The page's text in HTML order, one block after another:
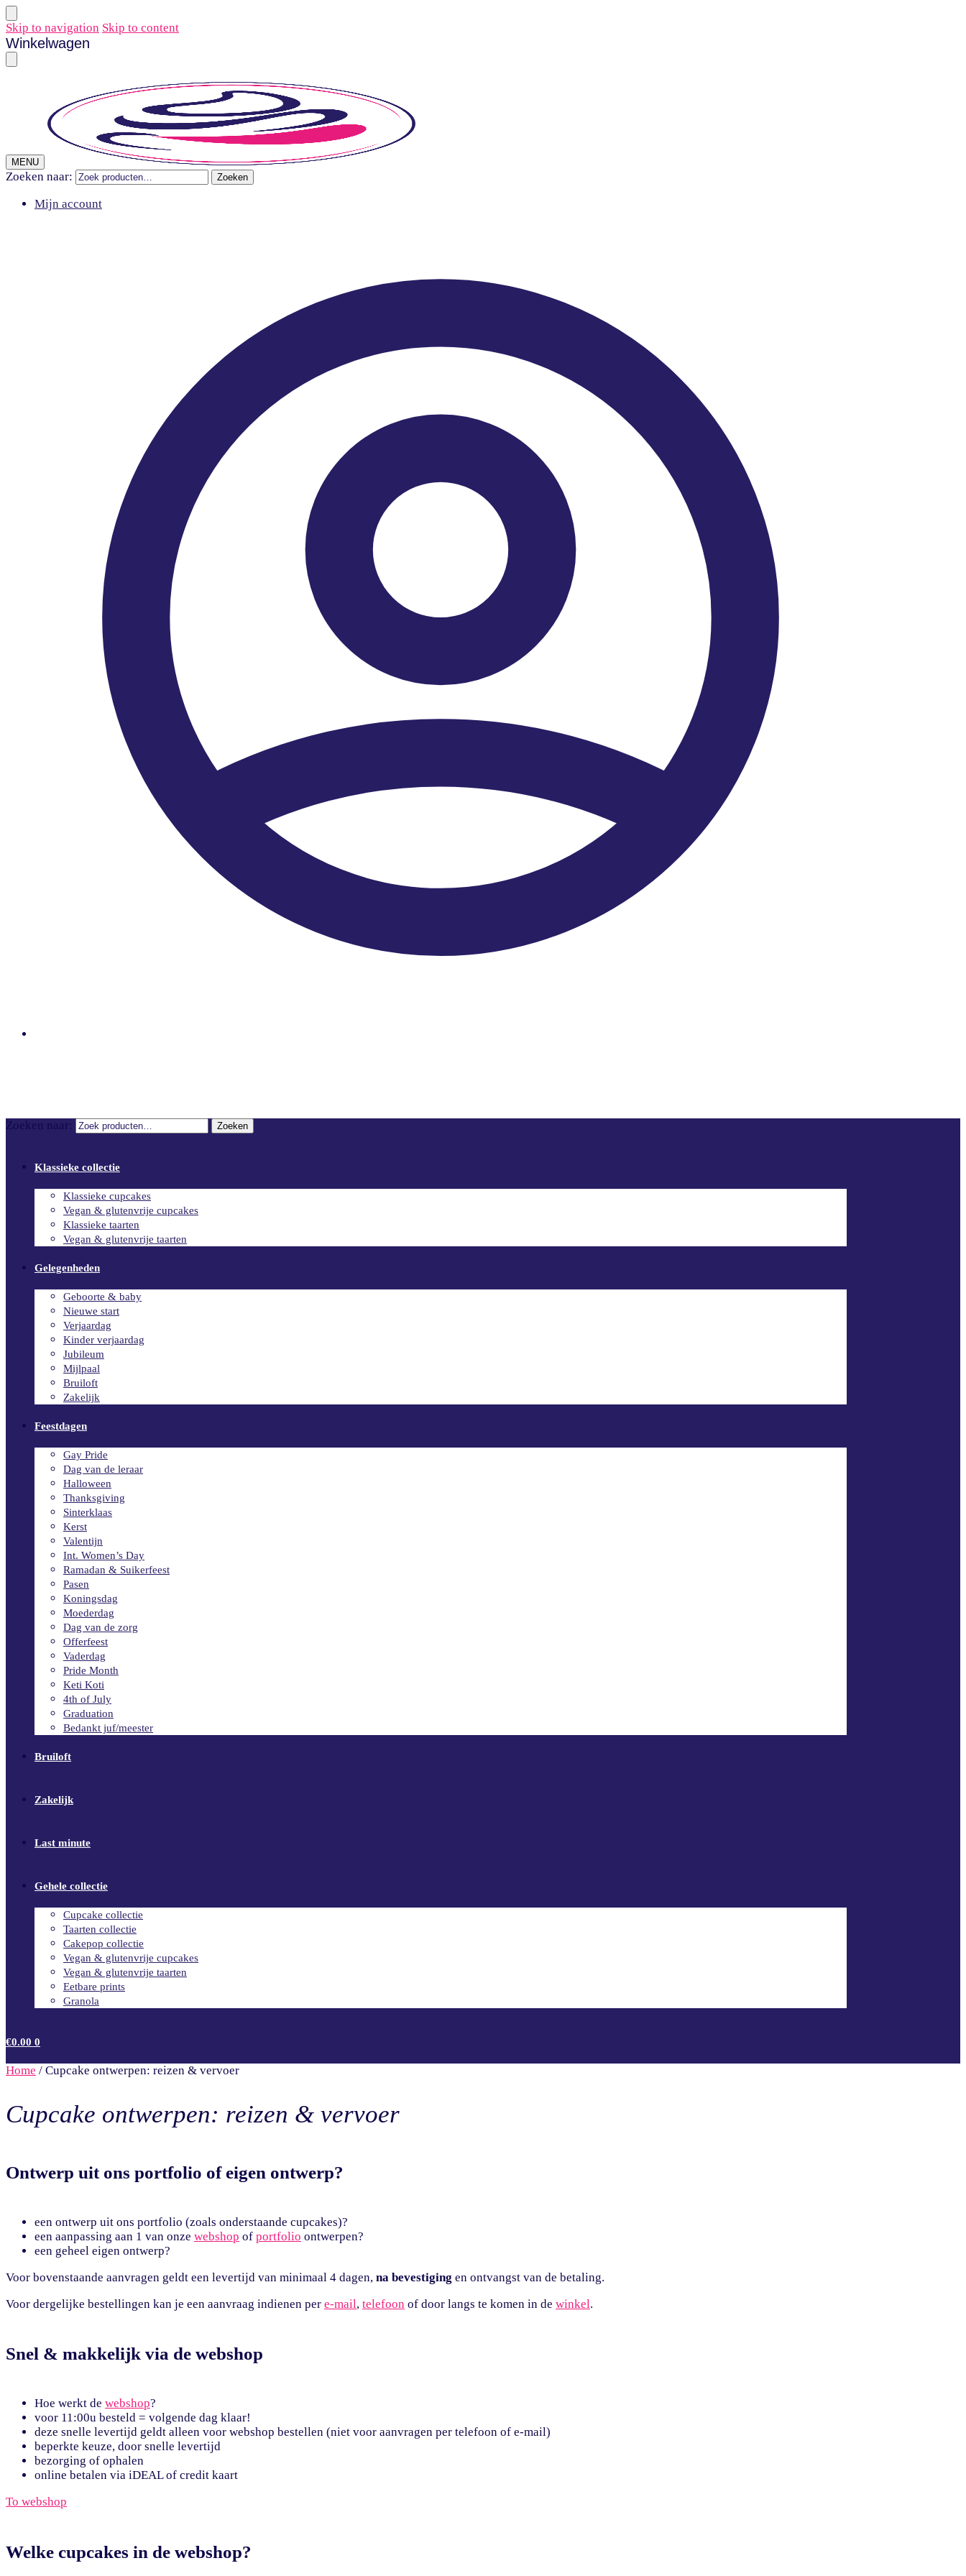
Skip to navigation Skip to content
Winkelwagen
MENU
Zoeken naar: Zoeken
Mijn account
Zoeken naar: Zoeken
Klassieke collectie
Klassieke cupcakes
Vegan & glutenvrije cupcakes
Klassieke taarten
Vegan & glutenvrije taarten
Gelegenheden
Geboorte & baby
Nieuwe start
Verjaardag
Kinder verjaardag
Jubileum
Mijlpaal
Bruiloft
Zakelijk
Feestdagen
Gay Pride
Dag van de leraar
Halloween
Thanksgiving
Sinterklaas
Kerst
Valentijn
Int. Women’s Day
Ramadan & Suikerfeest
Pasen
Koningsdag
Moederdag
Dag van de zorg
Offerfeest
Vaderdag
Pride Month
Keti Koti
4th of July
Graduation
Bedankt juf/meester
Bruiloft
Zakelijk
Last minute
Gehele collectie
Cupcake collectie
Taarten collectie
Cakepop collectie
Vegan & glutenvrije cupcakes
Vegan & glutenvrije taarten
Eetbare prints
Granola
€0.00 0
Home / Cupcake ontwerpen: reizen & vervoer
Cupcake ontwerpen: reizen & vervoer
Ontwerp uit ons portfolio of eigen ontwerp?
een ontwerp uit ons portfolio (zoals onderstaande cupcakes)?
een aanpassing aan 1 van onze webshop of portfolio ontwerpen?
een geheel eigen ontwerp?
Voor bovenstaande aanvragen geldt een levertijd van minimaal 4 dagen, na bevestiging en ontvangst van de betaling.
Voor dergelijke bestellingen kan je een aanvraag indienen per e-mail, telefoon of door langs te komen in de winkel.
Snel & makkelijk via de webshop
Hoe werkt de webshop?
voor 11:00u besteld = volgende dag klaar!
deze snelle levertijd geldt alleen voor webshop bestellen (niet voor aanvragen per telefoon of e-mail)
beperkte keuze, door snelle levertijd
bezorging of ophalen
online betalen via iDEAL of credit kaart
To webshop
Welke cupcakes in de webshop?